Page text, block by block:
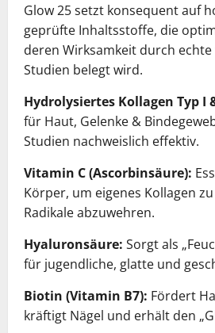
Glow 25 setzt konsequent auf
geprüfte Inhaltsstoffe, die
deren Wirksamkeit durch
Studien belegt wird.
Hydrolysiertes Kollagen Typ I
für Haut, Gelenke &
Studien nachweislich effektiv.
Vitamin C (Ascorbinsäure):
Körper, um eigenes Kollagen
Radikale abzuwehren.
Hyaluronsäure: Sorgt als
für jugendliche, glatte und
Biotin (Vitamin B7): Fördert
kräftigt Nägel und erhält den